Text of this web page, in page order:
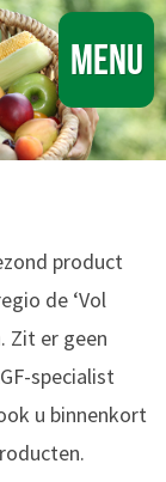
Menu
product
de ‘Vol
Zit er geen
specialist
u binnenkort